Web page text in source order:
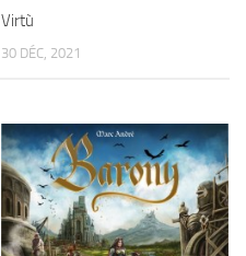
Virtù
30 DÉC, 2021